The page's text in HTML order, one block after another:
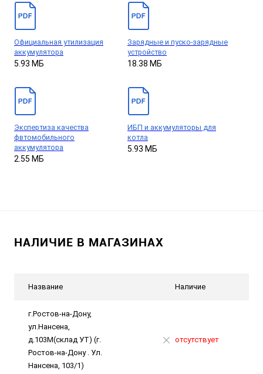
Официальная утилизация
аккумулятора
5.93 МБ
Зарядные и пуско-зарядные
устройство
18.38 МБ
Экспертиза качества
фвтомобильного
аккумулятора
2.55 МБ
ИБП и аккумуляторы для
котла
5.93 МБ
НАЛИЧИЕ В МАГАЗИНАХ
Название Наличие
г.Ростов-на-Дону,
ул.Нансена,
д.103М(склад УТ) (г.
Ростов-на-Дону . Ул.
Нансена, 103/1)
отсутствует